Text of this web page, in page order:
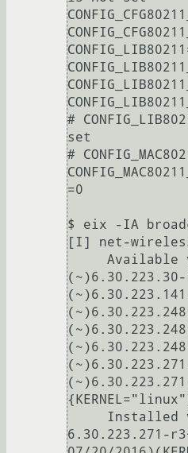
#
set
#
=0
$ eix -IA
[I] net-
(~)6.30.223.30-
6.30.223.271-